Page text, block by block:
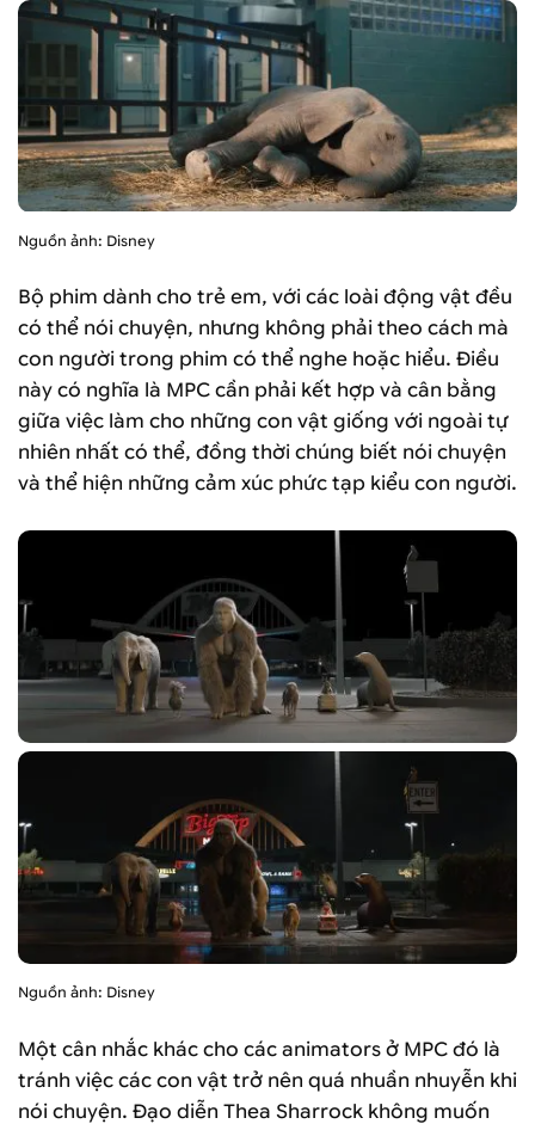
Nguồn ảnh: Disney
Bộ phim dành cho trẻ em, với các loài động vật đều
có thể nói chuyện, nhưng không phải theo cách mà
con người trong phim có thể nghe hoặc hiểu. Điều
này có nghĩa là MPC cần phải kết hợp và cân bằng
giữa việc làm cho những con vật giống với ngoài tự
nhiên nhất có thể, đồng thời chúng biết nói chuyện
và thể hiện những cảm xúc phức tạp kiểu con người.
Nguồn ảnh: Disney
Một cân nhắc khác cho các animators ở MPC đó là
tránh việc các con vật trở nên quá nhuần nhuyễn khi
nói chuyện. Đạo diễn Thea Sharrock không muốn